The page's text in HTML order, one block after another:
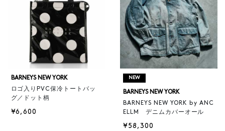
BARNEYS NEW YORK
ロゴ入りPVC保冷トートバッ
グ／ドット柄
¥6,600
NEW
BARNEYS NEW YORK
BARNEYS NEW YORK by ANC
ELLM デニムカバーオール
¥58,300